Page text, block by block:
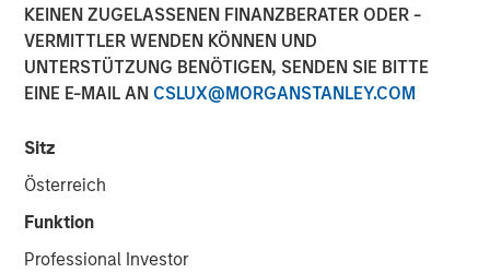
KEINEN ZUGELASSENEN FINANZBERATER ODER -
VERMITTLER WENDEN KÖNNEN UND
UNTERSTÜTZUNG BENÖTIGEN, SENDEN SIE BITTE
EINE E-MAIL AN CSLUX@MORGANSTANLEY.COM
Sitz
Österreich
Funktion
Professional Investor
06 NOVEMBER 2025
NEW YORK — November 6, 2025
Morgan Stanley Investment Management, through
investment funds managed by Morgan Stanley Real